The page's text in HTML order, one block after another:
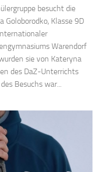
besucht die
Goloborodko, Klasse 9D
Warendorf
sie von Kateryna
des DaZ-Unterrichts
Besuchs war...